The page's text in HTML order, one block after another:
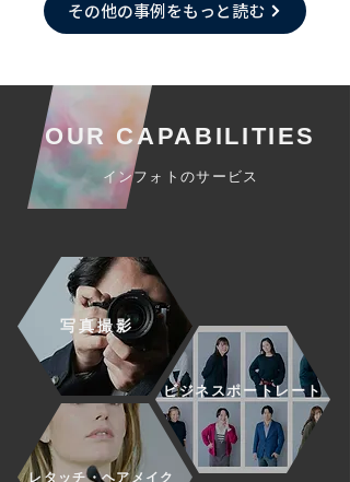
その他の事例をもっと読む
OUR CAPABILITIES
インフォトのサービス
写真撮影
ビジネスポートレート
レタッチ・ヘアメイク